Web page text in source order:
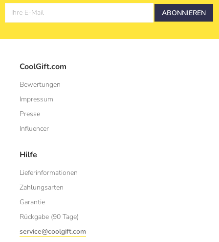
Ihre E-Mail ABONNIEREN
CoolGift.com
Bewertungen
Impressum
Presse
Influencer
Hilfe
Lieferinformationen
Zahlungsarten
Garantie
Rückgabe (90 Tage)
service@coolgift.com